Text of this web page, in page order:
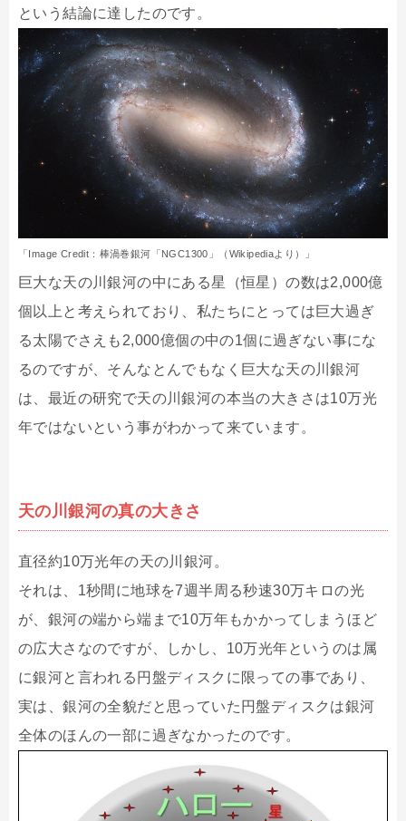
という結論に達したのです。
「Image Credit：棒渦巻銀河「NGC1300」（Wikipediaより）」
巨大な天の川銀河の中にある星（恒星）の数は2,000億
個以上と考えられており、私たちにとっては巨大過ぎ
る太陽でさえも2,000億個の中の1個に過ぎない事にな
るのですが、そんなとんでもなく巨大な天の川銀河
は、最近の研究で天の川銀河の本当の大きさは10万光
年ではないという事がわかって来ています。
天の川銀河の真の大きさ
直径約10万光年の天の川銀河。
それは、1秒間に地球を7週半周る秒速30万キロの光
が、銀河の端から端まで10万年もかかってしまうほど
の広大さなのですが、しかし、10万光年というのは属
に銀河と言われる円盤ディスクに限っての事であり、
実は、銀河の全貌だと思っていた円盤ディスクは銀河
全体のほんの一部に過ぎなかったのです。